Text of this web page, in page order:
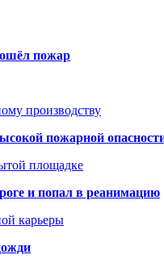
пожар
производству
пожарной
площадке
и попал в реанимацию
карьеры